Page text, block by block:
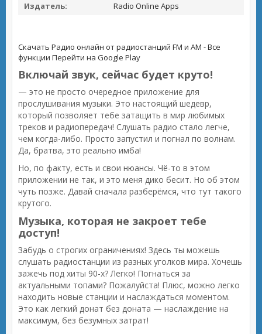
Издатель:
Radio Online Apps
Скачать Радио онлайн от радиостанций FM и AM - Все
функции Перейти на Google Play
Включай звук, сейчас будет круто!
— это не просто очередное приложение для
прослушивания музыки. Это настоящий шедевр,
который позволяет тебе затащить в мир любимых
треков и радиопередач! Слушать радио стало легче,
чем когда-либо. Просто запустил и погнал по волнам.
Да, братва, это реально имба!
Но, по факту, есть и свои нюансы. Чё-то в этом
приложении не так, и это меня дико бесит. Но об этом
чуть позже. Давай сначала разберёмся, что тут такого
крутого.
Музыка, которая не закроет тебе
доступ!
Забудь о строгих ограничениях! Здесь ты можешь
слушать радиостанции из разных уголков мира. Хочешь
зажечь под хиты 90-х? Легко! Погнаться за
актуальными топами? Пожалуйста! Плюс, можно легко
находить новые станции и наслаждаться моментом.
Это как легкий донат без доната — наслаждение на
максимум, без безумных затрат!